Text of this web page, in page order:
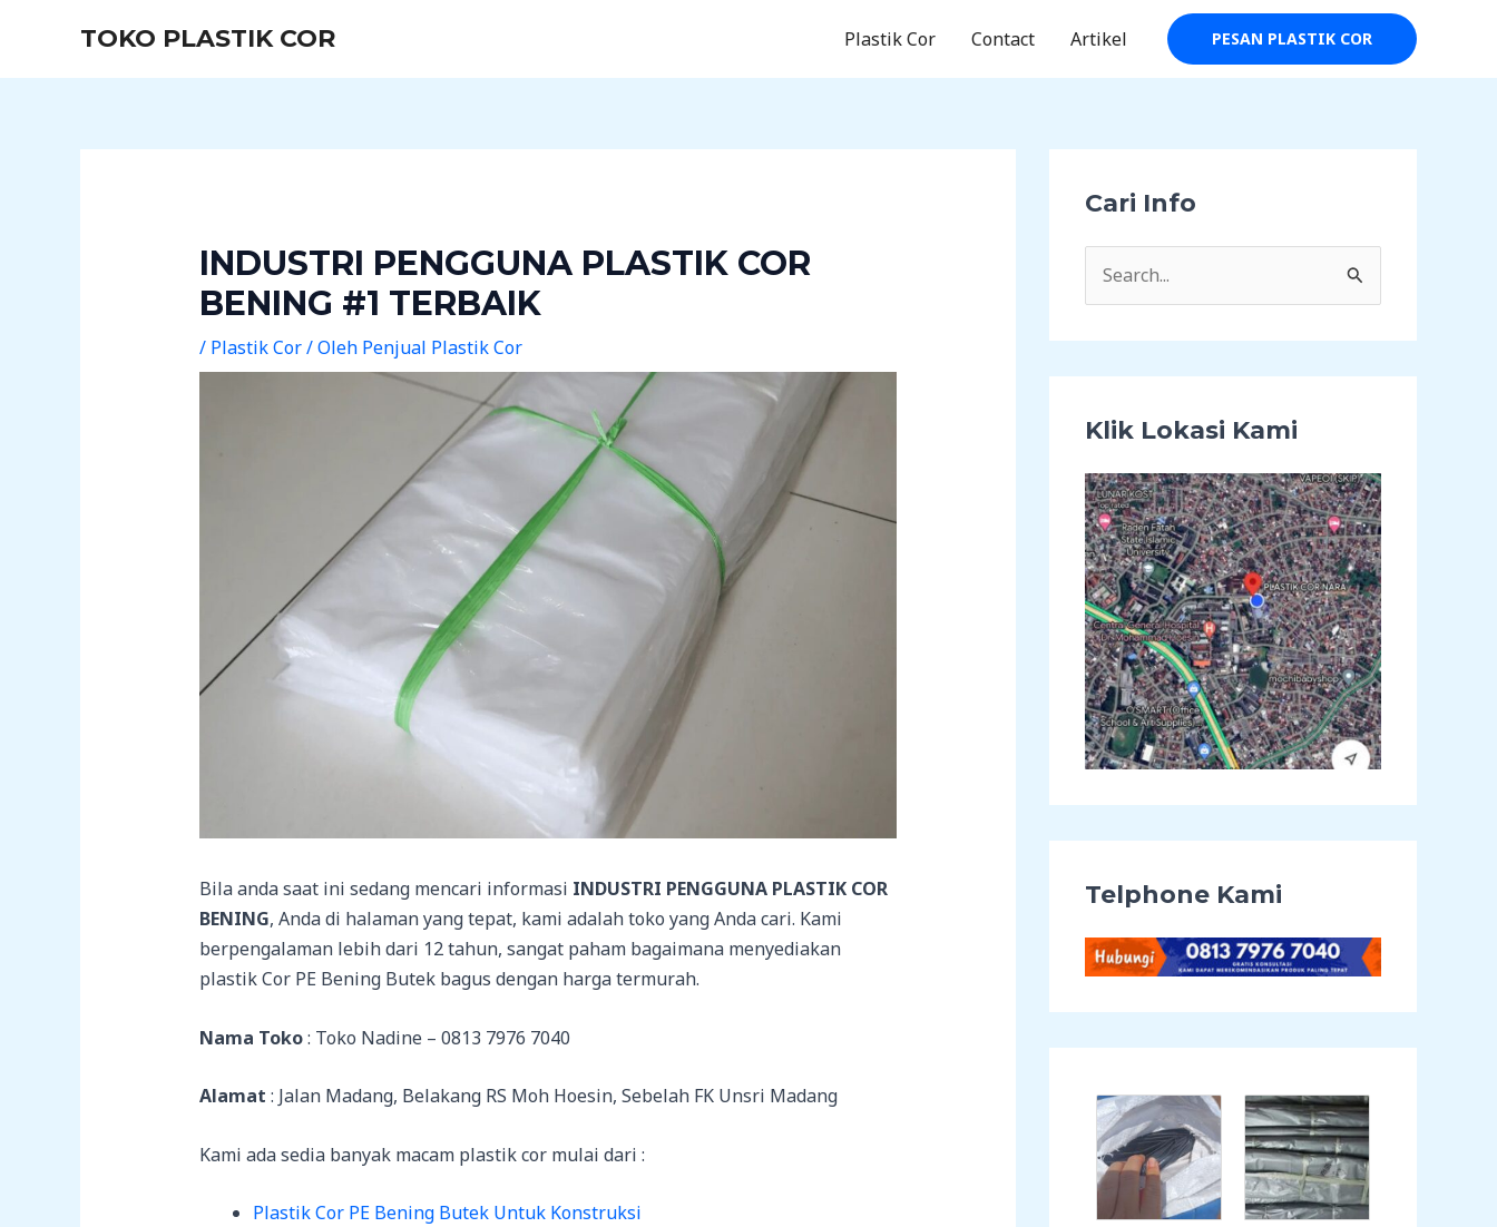
konten
TOKO PLASTIK COR Plastik Cor Contact Artikel PESAN PLASTIK COR
INDUSTRI PENGGUNA PLASTIK COR
BENING #1 TERBAIK
/ Plastik Cor/ Oleh Penjual Plastik Cor
Bila anda saat ini sedang mencari informasi INDUSTRI PENGGUNA PLASTIK COR
BENING, Anda di halaman yang tepat, kami adalah toko yang Anda cari. Kami
berpengalaman lebih dari 12 tahun, sangat paham bagaimana menyediakan
plastik Cor PE Bening Butek bagus dengan harga termurah.
Nama Toko: Toko Nadine – 0813 7976 7040
Alamat : Jalan Madang, Belakang RS Moh Hoesin, Sebelah FK Unsri Madang
Kami ada sedia banyak macam plastik cor mulai dari :
Plastik Cor PE Bening Butek Untuk Konstruksi
navigation
Cari Info
u
t
u
k
:
Klik Lokasi Kami
Telphone Kami